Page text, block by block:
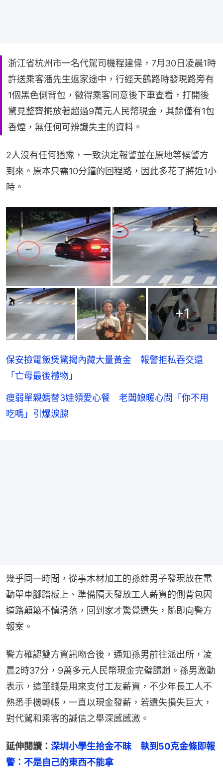
浙江省杭州市一名代駕司機程建偉，7月30日凌晨1時
許送乘客潘先生返家途中，行經天鶴路時發現路旁有
1個黑色側背包，徵得乘客同意後下車查看，打開後
驚見整齊擺放著超過9萬元人民幣現金，其餘僅有1包
香煙，無任何可辨識失主的資料。
2人沒有任何猶豫，一致決定報警並在原地等候警方
到來。原本只需10分鐘的回程路，因此多花了將近1小
時。
+1
保安撿電飯煲驚揭內藏大量黃金 報警拒私吞交還
「亡母最後禮物」
瘦弱單親媽替3娃領愛心餐 老闆娘暖心問「你不用
吃嗎」引爆淚腺
幾乎同一時間，從事木材加工的孫姓男子發現放在電
動單車腳踏板上、準備隔天發放工人薪資的側背包因
道路顛簸不慎滑落，回到家才驚覺遺失，隨即向警方
報案。
警方確認雙方資訊吻合後，通知孫男前往派出所，凌
晨2時37分，9萬多元人民幣現金完璧歸趙。孫男激動
表示，這筆錢是用來支付工友薪資，不少年長工人不
熟悉手機轉帳，一直以現金發薪，若遺失損失巨大，
對代駕和乘客的誠信之舉深感感激。
延伸閱讀： 深圳小學生拾金不昧　執到50克金條即報
警：不是自己的東西不能拿